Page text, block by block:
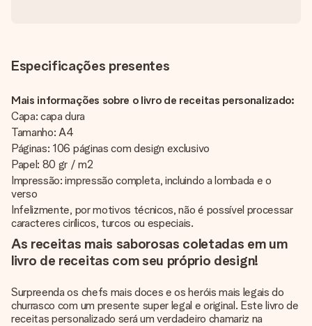
Especificações presentes
Mais informações sobre o livro de receitas personalizado:
Capa: capa dura
Tamanho: A4
Páginas: 106 páginas com design exclusivo
Papel: 80 gr / m2
Impressão: impressão completa, incluindo a lombada e o
verso
Infelizmente, por motivos técnicos, não é possível processar
caracteres cirílicos, turcos ou especiais.
As receitas mais saborosas coletadas em um
livro de receitas com seu próprio design!
Surpreenda os chefs mais doces e os heróis mais legais do
churrasco com um presente super legal e original. Este livro de
receitas personalizado será um verdadeiro chamariz na